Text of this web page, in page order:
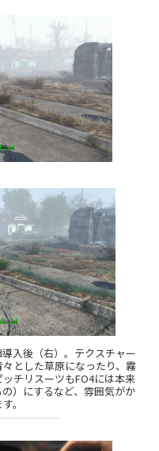
入後（右）。テクスチャー
とした草原になったり、霧
チリスーツもFO4には本来
）にするなど、雰囲気がか
。